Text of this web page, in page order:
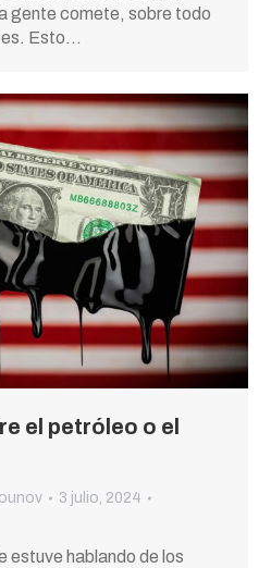
gente comete, sobre todo
Esto…
el petróleo o el
3 julio, 2024
estuve hablando de los